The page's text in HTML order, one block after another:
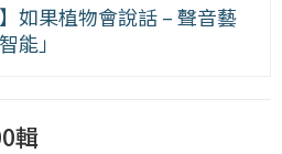
如果植物會說話 – 聲音藝
能」
輯